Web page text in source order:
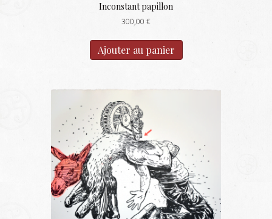
Inconstant papillon
300,00 €
Ajouter au panier